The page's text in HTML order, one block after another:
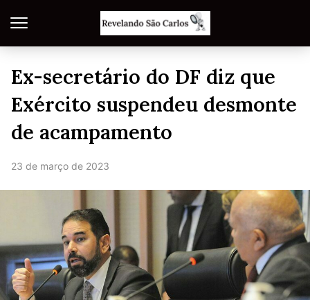
Ex-secretário do DF diz que
Exército suspendeu desmonte
de acampamento
23 de março de 2023